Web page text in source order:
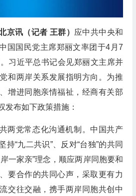
京讯（记者 王群） 应中共中央和
国国民党主席郑丽文率团于4月7
习近平总书记会见郑丽文主席并
和两岸关系发展指明方向。为推
增进同胞亲情福祉，经商有关部
发布如下政策措施：
两党常态化沟通机制。中国共产
持“九二共识”、反对“台独”的共同
一家亲”理念，顺应两岸同胞要和
要合作的共同心声，采取更有力
交往交融，携手两岸同胞共创中